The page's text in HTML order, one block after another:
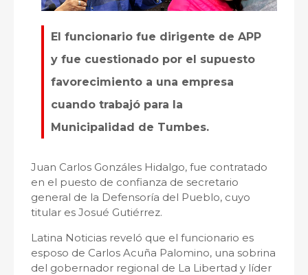
El funcionario fue dirigente de APP
y fue cuestionado por el supuesto
favorecimiento a una empresa
cuando trabajó para la
Municipalidad de Tumbes.
Juan Carlos Gonzáles Hidalgo, fue contratado
en el puesto de confianza de secretario
general de la Defensoría del Pueblo, cuyo
titular es Josué Gutiérrez.
Latina Noticias reveló que el funcionario es
esposo de Carlos Acuña Palomino, una sobrina
del gobernador regional de La Libertad y líder